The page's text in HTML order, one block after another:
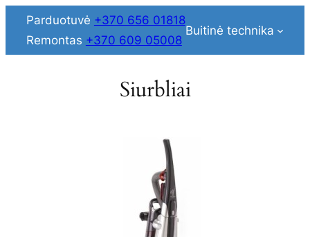
SkipParduotuvė +370 656 01818
Remontas +370 609 05008
Buitinė technika
Siurbliai